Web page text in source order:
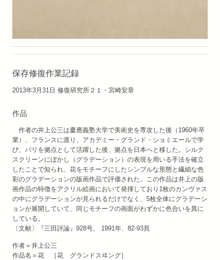
保存修復作業記録
2013年3月31日 修復研究所２１・宮崎安章
作品
作者の井上公三は慶應義塾大学で美術史を専攻した後（1960年卒
業）、フランスに渡り、アカデミー・グランド・ショミエールで学
び、パリを拠点として活躍した後、拠点を日本へと移した。シルク
スクリーンにぼかし（グラデーション）の表現を用いる手法を確立
したことで知られ、花をモチーフにしたシンプルな形態と繊細な色
彩のグラデーションの版画作品で評価された。この作品は井上の版
画作品の特徴をアクリル絵画において発揮しており1枚のカンヴァス
の中にグラデーションが見られるだけでなく、5枚全体にグラデーシ
ョンが展開していて、同じモチーフの画面がわずかに色合いを異に
している。
〔文献〕『三田評論』928号、 1991年、82-93頁
作者＝井上公三
作品名＝花 ［花 グランドスヰング］